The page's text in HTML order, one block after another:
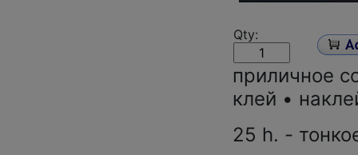
Qty:
приличное
клей •
25 h. -